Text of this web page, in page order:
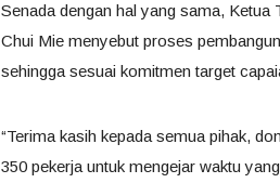
Senada dengan hal yang sama,
Chui Mie menyebut proses
sehingga sesuai komitmen target
“Terima kasih kepada semua pihak,
350 pekerja untuk mengejar waktu